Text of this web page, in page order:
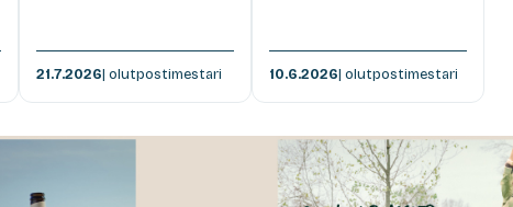
21.7.2026| olutpostimestari 10.6.2026| olutpostimestari